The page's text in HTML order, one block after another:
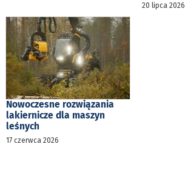
20 lipca 2026
Nowoczesne rozwiązania
lakiernicze dla maszyn
leśnych
17 czerwca 2026